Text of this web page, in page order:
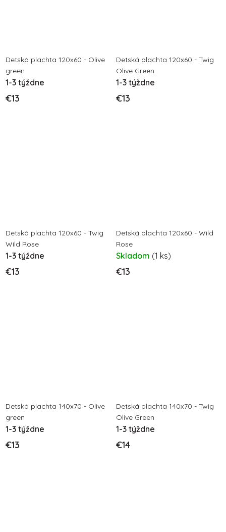
Detská plachta 120x60 - Olive
green
1-3 týždne
€13
Detská plachta 120x60 - Twig
Olive Green
1-3 týždne
€13
Detská plachta 120x60 - Twig
Wild Rose
1-3 týždne
€13
Detská plachta 120x60 - Wild
Rose
Skladom (1 ks)
€13
Detská plachta 140x70 - Olive
green
1-3 týždne
€13
Detská plachta 140x70 - Twig
Olive Green
1-3 týždne
€14